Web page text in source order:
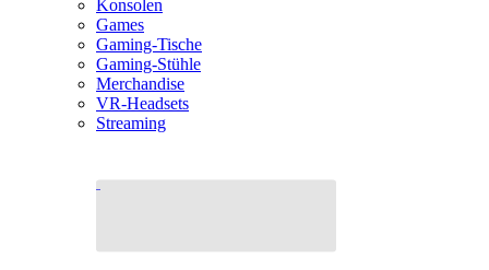
Konsolen
Games
Gaming-Tische
Gaming-Stühle
Merchandise
VR-Headsets
Streaming